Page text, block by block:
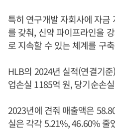
특히 연구개발 자회사에 자
를 갖춰, 신약 파이프라인을
로 지속할 수 있는 체계를 구
HLB의 2024년 실적(연결기
업손실 1185억 원, 당기순손
2023년에 견줘 매출액은
실은 각각 5.21%, 46.60% 줄